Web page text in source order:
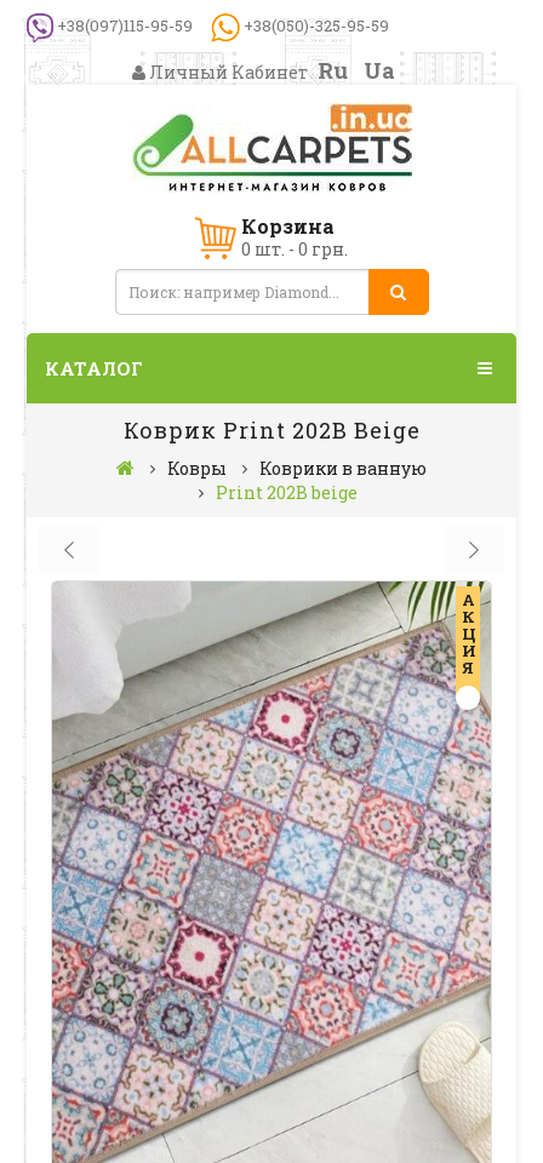
+38(097)115-95-59 +38(050)-325-95-59
Личный Кабинет Ru Ua
Корзина
0 шт. - 0 грн.
КАТАЛОГ
Коврик Print 202В Beige
Ковры
Коврики в ванную
Print 202В beige
А
К
Ц
И
Я